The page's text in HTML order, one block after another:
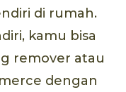
di rumah.
kamu bisa
remover atau
dengan